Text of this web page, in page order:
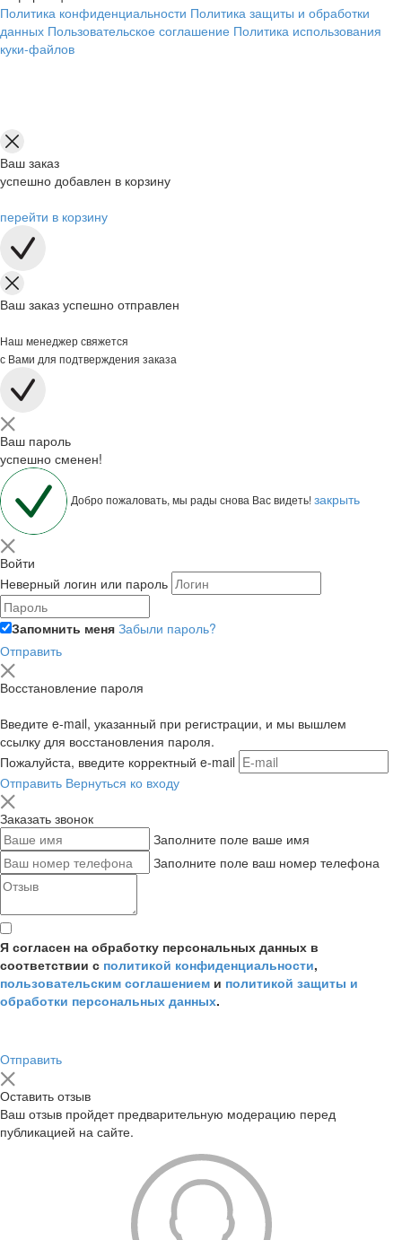
Политика конфиденциальности Политика защиты и обработки
данных Пользовательское соглашение Политика использования
куки-файлов
Ваш заказ
успешно добавлен в корзину
перейти в корзину
Ваш заказ успешно отправлен
Наш менеджер свяжется
с Вами для подтверждения заказа
Ваш пароль
успешно сменен!
Добро пожаловать, мы рады снова Вас видеть!закрыть
Войти
Неверный логин или пароль
Запомнить меня Забыли пароль?
Отправить
Восстановление пароля
Введите e-mail, указанный при регистрации, и мы вышлем
ссылку для восстановления пароля.
Пожалуйста, введите корректный e-mail
Отправить Вернуться ко входу
Заказать звонок
Заполните поле ваше имя
Заполните поле ваш номер телефона
Я согласен на обработку персональных данных в
соответствии с политикой конфиденциальности,
пользовательским соглашением и политикой защиты и
обработки персональных данных.
Отправить
Оставить отзыв
Ваш отзыв пройдет предварительную модерацию перед
публикацией на сайте.